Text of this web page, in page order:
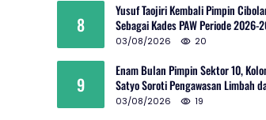
8
Yusuf Taojiri Kembali Pimpin
Sebagai Kades PAW Periode 2026-
03/08/2026 20
9
Enam Bulan Pimpin Sektor 10,
Satyo Soroti Pengawasan Limbah
Kelola Sampah
03/08/2026 19